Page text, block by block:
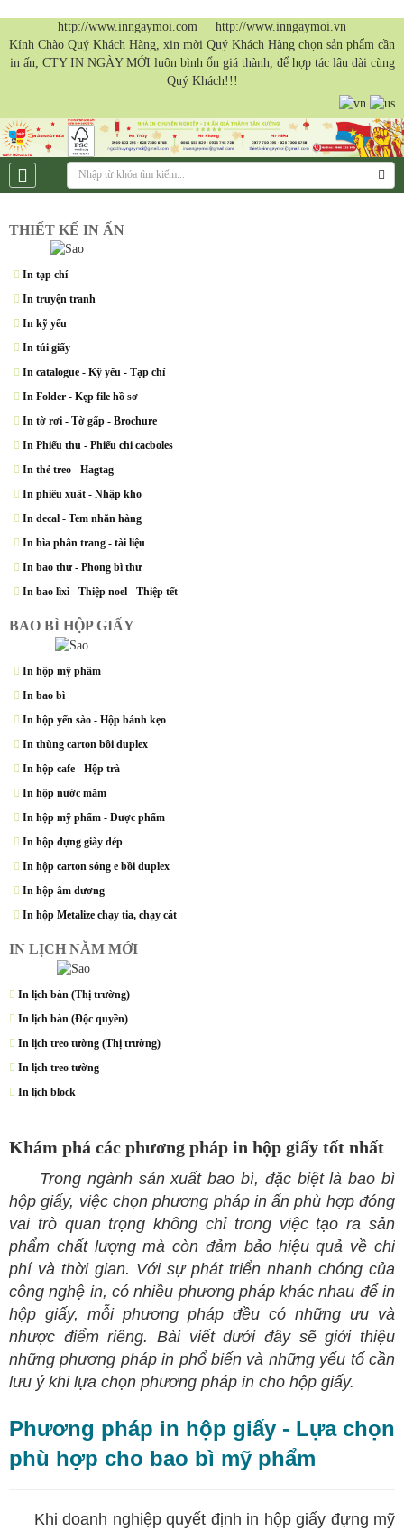
http://www.inngaymoi.com http://www.inngaymoi.vn
Kính Chào Quý Khách Hàng, xin mời Quý Khách Hàng chọn sản phẩm cần
in ấn, CTY IN NGÀY MỚI luôn bình ổn giá thành, để hợp tác lâu dài cùng
Quý Khách!!!
THIẾT KẾ IN ẤN
In tạp chí
In truyện tranh
In kỹ yếu
In túi giấy
In catalogue - Kỹ yếu - Tạp chí
In Folder - Kẹp file hồ sơ
In tờ rơi - Tờ gấp - Brochure
In Phiếu thu - Phiếu chi cacboles
In thẻ treo - Hagtag
In phiếu xuất - Nhập kho
In decal - Tem nhãn hàng
In bìa phân trang - tài liệu
In bao thư - Phong bì thư
In bao lìxì - Thiệp noel - Thiệp tết
BAO BÌ HỘP GIẤY
In hộp mỹ phẩm
In bao bì
In hộp yến sào - Hộp bánh kẹo
In thùng carton bồi duplex
In hộp cafe - Hộp trà
In hộp nước mắm
In hộp mỹ phẩm - Dược phẩm
In hộp đựng giày dép
In hộp carton sóng e bồi duplex
In hộp âm dương
In hộp Metalize chạy tia, chạy cát
IN LỊCH NĂM MỚI
In lịch bàn (Thị trường)
In lịch bàn (Độc quyền)
In lịch treo tường (Thị trường)
In lịch treo tường
In lịch block
Khám phá các phương pháp in hộp giấy tốt nhất
Trong ngành sản xuất bao bì, đặc biệt là bao bì
hộp giấy, việc chọn phương pháp in ấn phù hợp đóng
vai trò quan trọng không chỉ trong việc tạo ra sản
phẩm chất lượng mà còn đảm bảo hiệu quả về chi
phí và thời gian. Với sự phát triển nhanh chóng của
công nghệ in, có nhiều phương pháp khác nhau để in
hộp giấy, mỗi phương pháp đều có những ưu và
nhược điểm riêng. Bài viết dưới đây sẽ giới thiệu
những phương pháp in phổ biến và những yếu tố cần
lưu ý khi lựa chọn phương pháp in cho hộp giấy.
Phương pháp in hộp giấy - Lựa chọn
phù hợp cho bao bì mỹ phẩm
Khi doanh nghiệp quyết định in hộp giấy đựng mỹ